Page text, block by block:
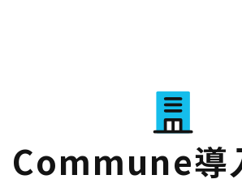
Commune導